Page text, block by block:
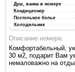
Душ, ванна в номере
Кондиционер
Постельное белье
Холодильник
Описание номера:
Комфортабельный,
30 м2​, подарит Вам
немаловажно на